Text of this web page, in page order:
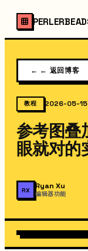
← ← 返回博客
教程 2026-05-15
参考图叠
眼就对的
RX Ryan Xu
编辑器功能